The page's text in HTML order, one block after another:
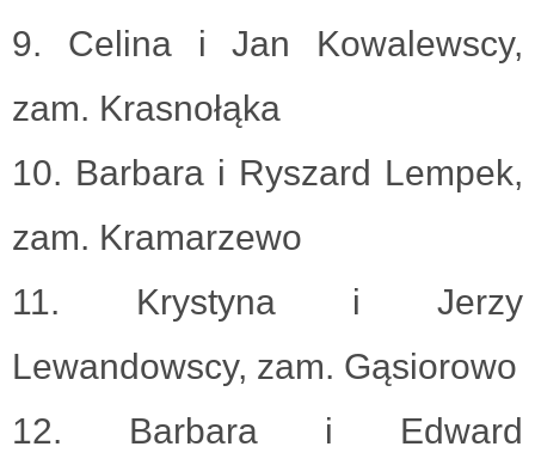
9. Celina i Jan Kowalewscy,
zam. Krasnołąka
10. Barbara i Ryszard Lempek,
zam. Kramarzewo
11. Krystyna i Jerzy
Lewandowscy, zam. Gąsiorowo
12. Barbara i Edward